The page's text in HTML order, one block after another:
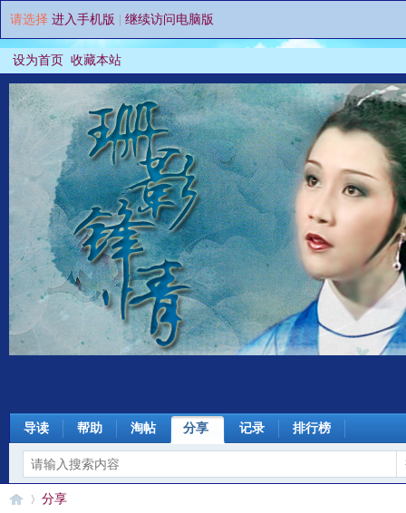
请选择 进入手机版 继续访问电脑版
设为首页 收藏本站
导读 帮助 淘帖 分享 记录 排行榜
分享